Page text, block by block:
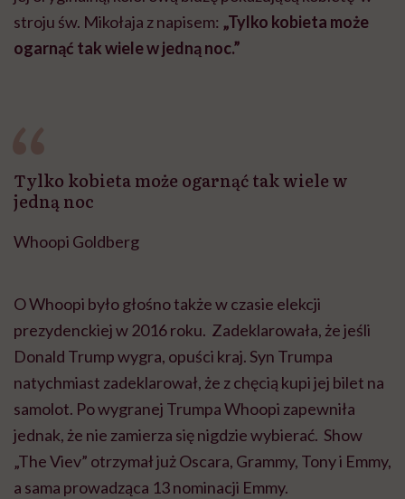
stroju św. Mikołaja z napisem: „Tylko kobieta może
ogarnąć tak wiele w jedną noc.”
Tylko kobieta może ogarnąć tak wiele w
jedną noc
Whoopi Goldberg
O Whoopi było głośno także w czasie elekcji
prezydenckiej w 2016 roku. Zadeklarowała, że jeśli
Donald Trump wygra, opuści kraj. Syn Trumpa
natychmiast zadeklarował, że z chęcią kupi jej bilet na
samolot. Po wygranej Trumpa Whoopi zapewniła
jednak, że nie zamierza się nigdzie wybierać. Show
„The Viev” otrzymał już Oscara, Grammy, Tony i Emmy,
a sama prowadząca 13 nominacji Emmy.